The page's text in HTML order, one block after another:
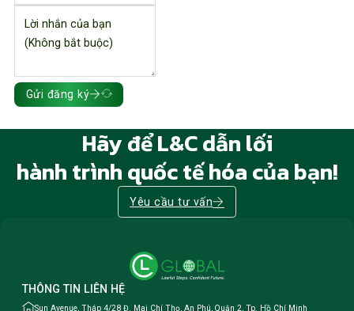
Gửi đăng ký
Hãy để L&C dẫn lối
hành trình quốc tế hóa của bạn!
Yêu cầu tư vấn
THÔNG TIN LIÊN HỆ
Sun Avenue, Tháp 4/28 Đ. Mai Chí Thọ, An Phú, Quận 2, Tp. Hồ Chí Minh